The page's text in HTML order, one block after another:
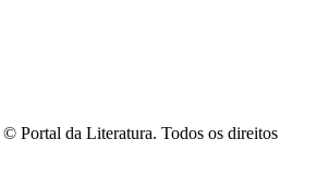
Portal da Literatura. Todos os direitos